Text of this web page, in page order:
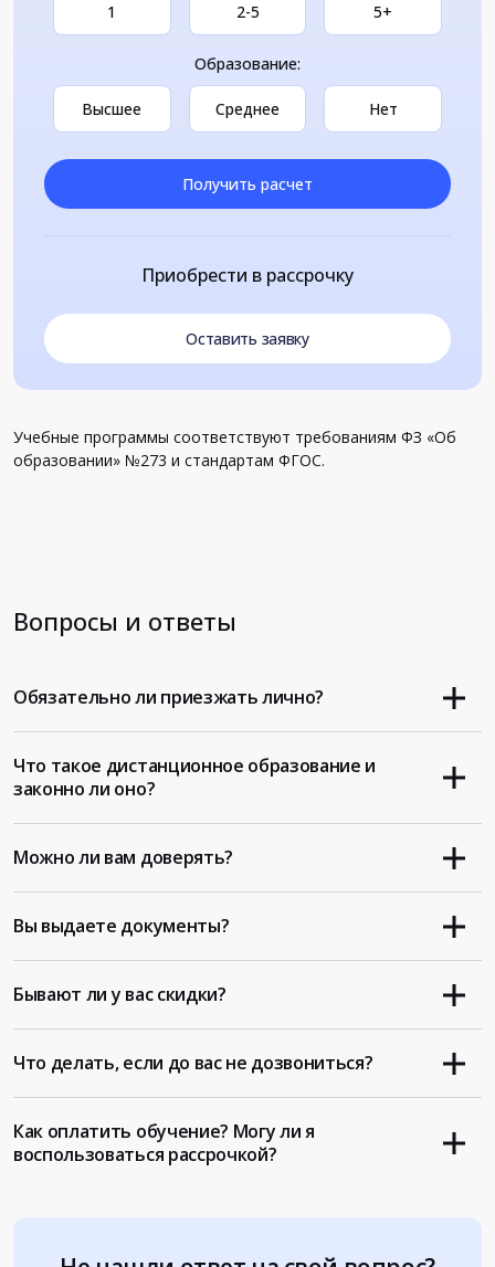
1 2-5 5+
Образование:
Высшее Среднее Нет
Получить расчет
Приобрести в рассрочку
Оставить заявку
Учебные программы соответствуют требованиям ФЗ «Об
образовании» №273 и стандартам ФГОС.
Вопросы и ответы
Обязательно ли приезжать лично?
Что такое дистанционное образование и
законно ли оно?
Можно ли вам доверять?
Вы выдаете документы?
Бывают ли у вас скидки?
Что делать, если до вас не дозвониться?
Как оплатить обучение? Могу ли я
воспользоваться рассрочкой?